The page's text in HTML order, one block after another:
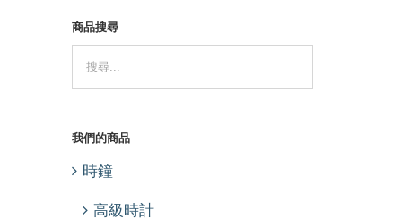
商品搜尋
我們的商品
時鐘
高級時計